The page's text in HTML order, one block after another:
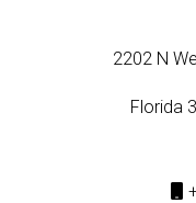
2202 N
Florida